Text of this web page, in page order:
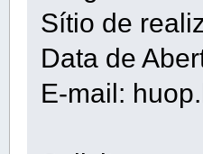
Sítio de
Data de
E-mail: